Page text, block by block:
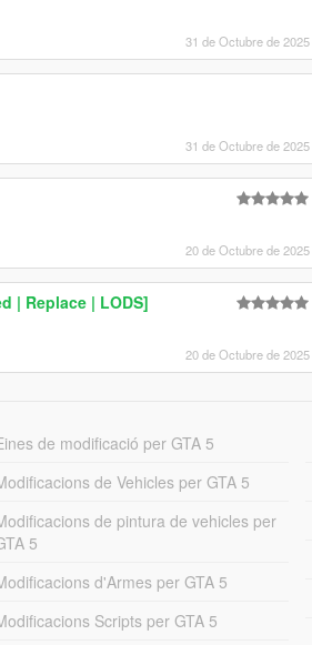
31 de Octubre de 2025
31 de Octubre de 2025
20 de Octubre de 2025
| Replace | LODS]
20 de Octubre de 2025
de modificació per GTA 5
de Vehicles per GTA 5
de pintura de vehicles per
5
d'Armes per GTA 5
Scripts per GTA 5